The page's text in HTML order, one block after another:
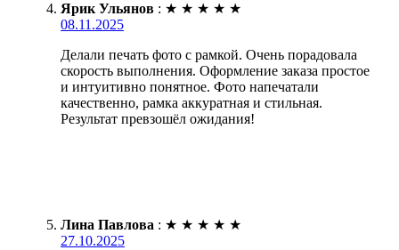
Ярик Ульянов : ★ ★ ★ ★ ★
08.11.2025
Делали печать фото с рамкой. Очень порадовала
скорость выполнения. Оформление заказа простое
и интуитивно понятное. Фото напечатали
качественно, рамка аккуратная и стильная.
Результат превзошёл ожидания!
Лина Павлова : ★ ★ ★ ★ ★
27.10.2025